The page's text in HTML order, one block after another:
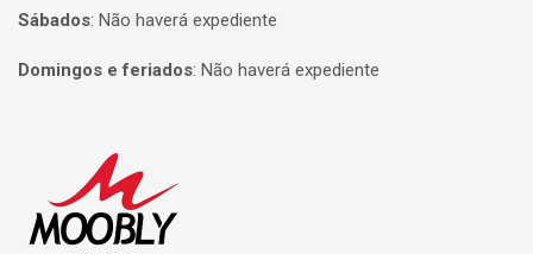
Sábados: Não haverá expediente
Domingos e feriados: Não haverá expediente